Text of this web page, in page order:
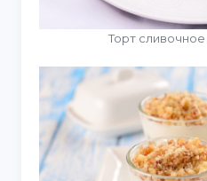
Торт